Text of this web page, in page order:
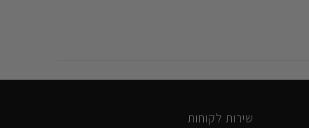
שירות לקוחות